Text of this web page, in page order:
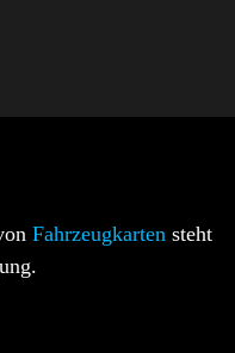
Fahrzeugkarten steht